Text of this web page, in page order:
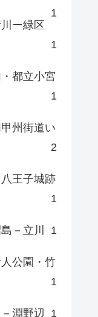
1
ー緑区
1
都立小宮
1
州街道い
2
王子城跡
1
－立川 1
公園・竹
1
淵野辺 1